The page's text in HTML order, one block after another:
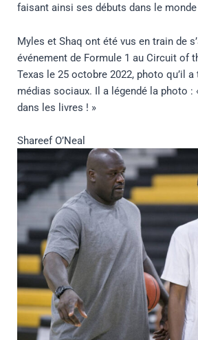
faisant ainsi ses débuts dans le
Myles et Shaq ont été vus en train de
événement de Formule 1 au Circuit of
Texas le 25 octobre 2022, photo qu’il
médias sociaux. Il a légendé la photo :
dans les livres ! »
Shareef O’Neal